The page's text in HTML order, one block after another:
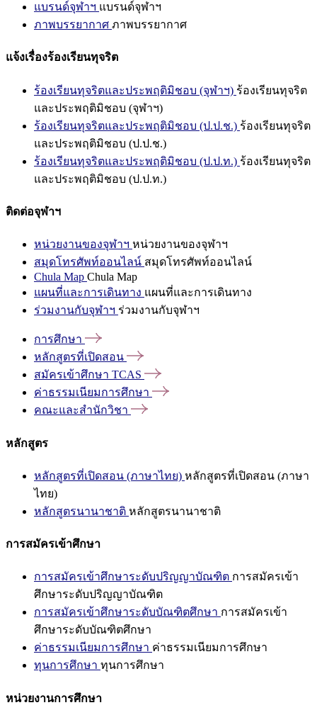
แบรนด์จุฬาฯ แบรนด์จุฬาฯ
ภาพบรรยากาศ ภาพบรรยากาศ
แจ้งเรื่องร้องเรียนทุจริต
ร้องเรียนทุจริตและประพฤติมิชอบ (จุฬาฯ) ร้องเรียนทุจริต
และประพฤติมิชอบ (จุฬาฯ)
ร้องเรียนทุจริตและประพฤติมิชอบ (ป.ป.ช.) ร้องเรียนทุจริต
และประพฤติมิชอบ (ป.ป.ช.)
ร้องเรียนทุจริตและประพฤติมิชอบ (ป.ป.ท.) ร้องเรียนทุจริต
และประพฤติมิชอบ (ป.ป.ท.)
ติดต่อจุฬาฯ
หน่วยงานของจุฬาฯ หน่วยงานของจุฬาฯ
สมุดโทรศัพท์ออนไลน์ สมุดโทรศัพท์ออนไลน์
Chula Map Chula Map
แผนที่และการเดินทาง แผนที่และการเดินทาง
ร่วมงานกับจุฬาฯ ร่วมงานกับจุฬาฯ
การศึกษา
หลักสูตรที่เปิดสอน
สมัครเข้าศึกษา TCAS
ค่าธรรมเนียมการศึกษา
คณะและสำนักวิชา
หลักสูตร
หลักสูตรที่เปิดสอน (ภาษาไทย) หลักสูตรที่เปิดสอน (ภาษา
ไทย)
หลักสูตรนานาชาติ หลักสูตรนานาชาติ
การสมัครเข้าศึกษา
การสมัครเข้าศึกษาระดับปริญญาบัณฑิต การสมัครเข้า
ศึกษาระดับปริญญาบัณฑิต
การสมัครเข้าศึกษาระดับบัณฑิตศึกษา การสมัครเข้า
ศึกษาระดับบัณฑิตศึกษา
ค่าธรรมเนียมการศึกษา ค่าธรรมเนียมการศึกษา
ทุนการศึกษา ทุนการศึกษา
หน่วยงานการศึกษา